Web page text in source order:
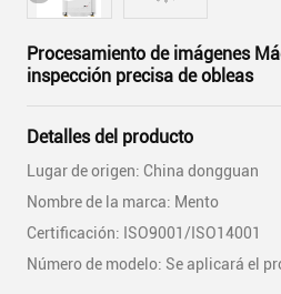
Procesamiento de imágenes
inspección precisa de obleas
Detalles del producto
Lugar de origen: China dongguan
Nombre de la marca: Mento
Certificación: ISO9001/ISO14001
Número de modelo: Se aplicará el